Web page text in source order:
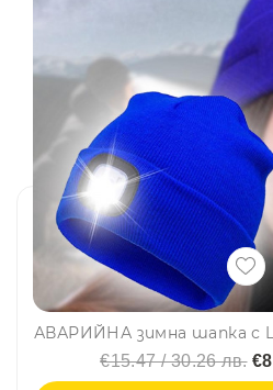
€15.47 / 30.26 лв.